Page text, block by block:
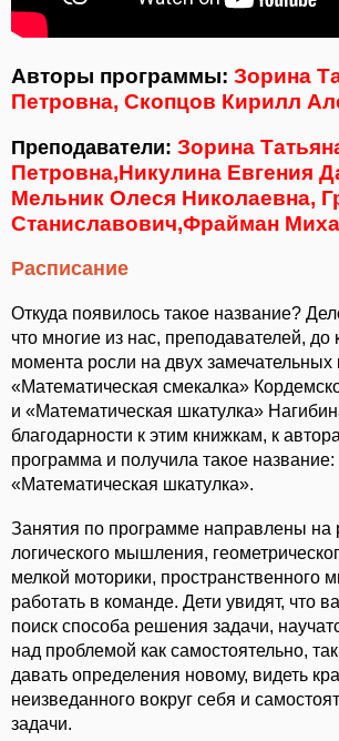
Авторы программы: Зорина
Петровна, Скопцов Кирилл
Преподаватели: Зорина
Петровна,Никулина Евгения
Мельник Олеся Николаевна,
Станиславович,Фрайман
Расписание
Откуда появилось такое название?
что многие из нас, преподавателей, до
момента росли на двух замечательных
«Математическая смекалка»
и «Математическая шкатулка»
благодарности к этим книжкам, к
программа и получила такое название:
«Математическая шкатулка».
Занятия по программе направлены на
логического мышления,
мелкой моторики, пространственного
работать в команде. Дети увидят, что
поиск способа решения задачи,
над проблемой как самостоятельно,
давать определения новому, видеть
неизведанного вокруг себя и
задачи.